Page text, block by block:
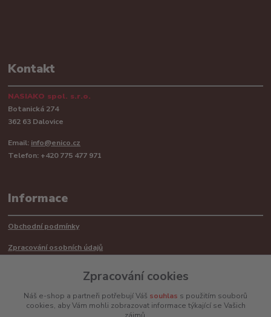
Kontakt
NASIAKO spol. s.r.o.
Botanická 274
362 63 Dalovice
Email: info@enico.cz
Telefon: +420 775 477 971
Informace
Obchodní podmínky
Zpracování osobních údajů
Mimosoudní řešení sporů ADR
Zpracování cookies
Náš e-shop a partneři potřebují Váš souhlas s použitím souborů
cookies, aby Vám mohli zobrazovat informace týkající se Vašich
zájmů.